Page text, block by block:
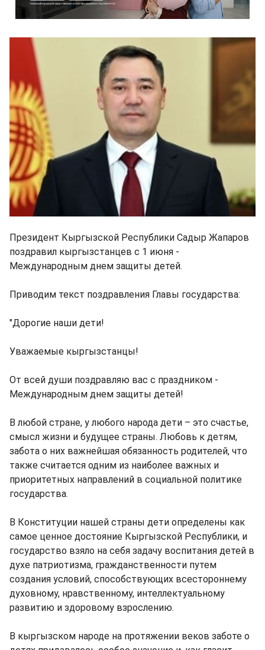
Президент Кыргызской Республики Садыр Жапаров
поздравил кыргызстанцев с 1 июня -
Международным днем защиты детей.
Приводим текст поздравления Главы государства:
"Дорогие наши дети!
Уважаемые кыргызстанцы!
От всей души поздравляю вас с праздником -
Международным днем защиты детей!
В любой стране, у любого народа дети – это счастье,
смысл жизни и будущее страны. Любовь к детям,
забота о них важнейшая обязанность родителей, что
также считается одним из наиболее важных и
приоритетных направлений в социальной политике
государства.
В Конституции нашей страны дети определены как
самое ценное достояние Кыргызской Республики, и
государство взяло на себя задачу воспитания детей в
духе патриотизма, гражданственности путем
создания условий, способствующих всестороннему
духовному, нравственному, интеллектуальному
развитию и здоровому взрослению.
В кыргызском народе на протяжении веков заботе о